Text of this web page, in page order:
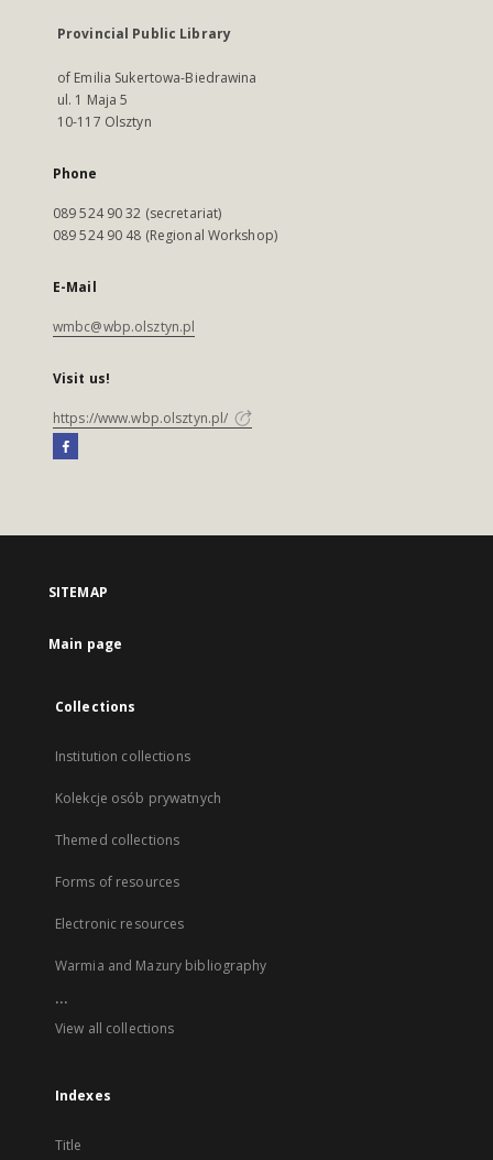
Provincial Public Library
of Emilia Sukertowa-Biedrawina
ul. 1 Maja 5
10-117 Olsztyn
Phone
089 524 90 32 (secretariat)
089 524 90 48 (Regional Workshop)
E-Mail
wmbc@wbp.olsztyn.pl
Visit us!
https://www.wbp.olsztyn.pl/
SITEMAP
Main page
Collections
Institution collections
Kolekcje osób prywatnych
Themed collections
Forms of resources
Electronic resources
Warmia and Mazury bibliography
...
View all collections
Indexes
Title